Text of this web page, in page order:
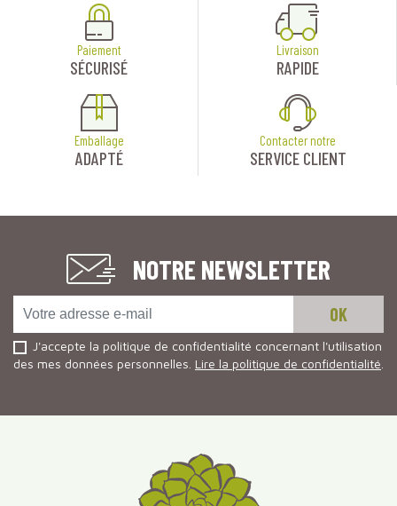
Paiement
SÉCURISÉ
Livraison
RAPIDE
Emballage
ADAPTÉ
Contacter notre
SERVICE CLIENT
NOTRE NEWSLETTER
J'accepte la politique de confidentialité concernant l'utilisation
des mes données personnelles. Lire la politique de confidentialité